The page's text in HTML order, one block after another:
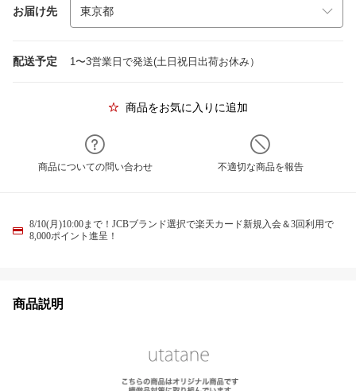
お届け先
配送予定 1〜3営業日で発送(土日祝日出荷お休み）
商品をお気に入りに追加
商品についての問い合わせ 不適切な商品を報告
8/10(月)10:00まで！JCBブランド選択で楽天カード新規入会＆3回利用で
8,000ポイント進呈！
商品説明